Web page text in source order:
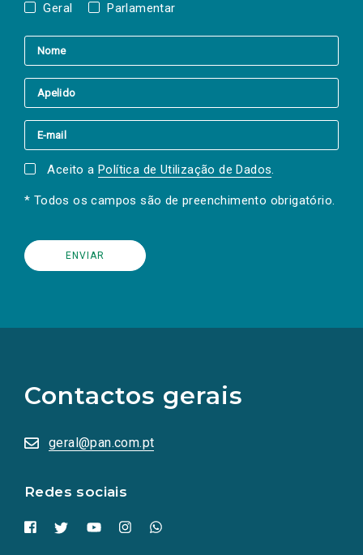
Geral Parlamentar
Aceito a Política de Utilização de Dados.
* Todos os campos são de preenchimento obrigatório.
Contactos gerais
geral@pan.com.pt
Redes sociais
redes
sociais
numa
nova